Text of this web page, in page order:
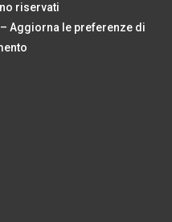
riservati
– Aggiorna le preferenze di